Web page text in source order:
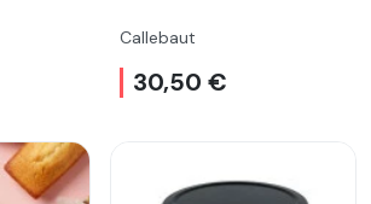
Callebaut
30,50 €